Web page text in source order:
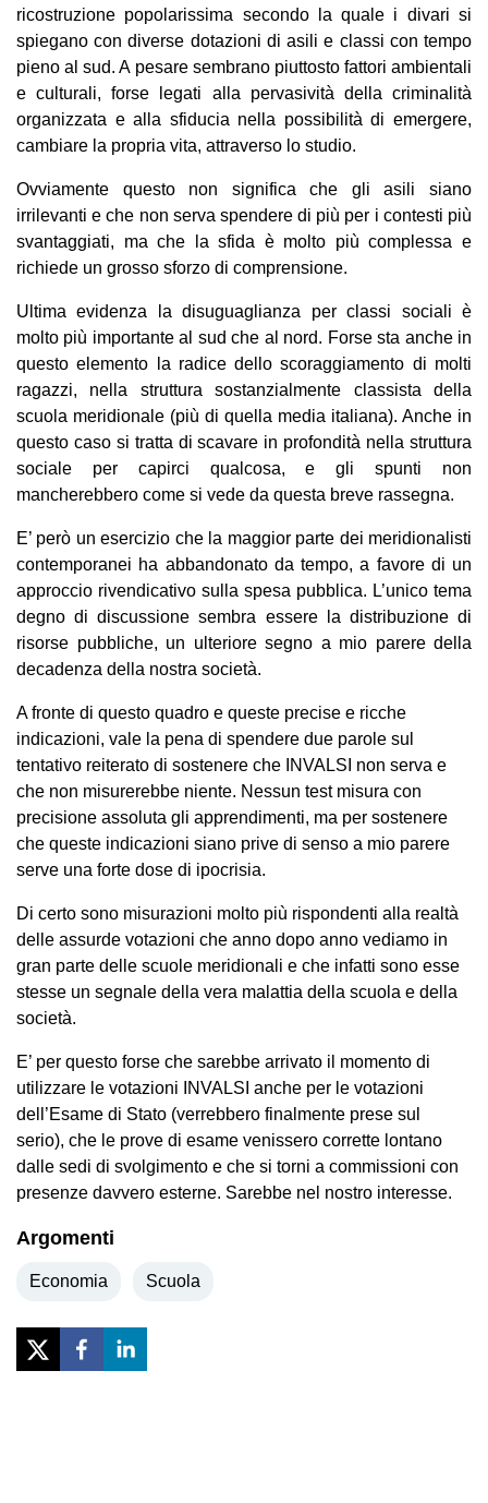
ricostruzione popolarissima secondo la quale i divari si
spiegano con diverse dotazioni di asili e classi con tempo
pieno al sud. A pesare sembrano piuttosto fattori ambientali
e culturali, forse legati alla pervasività della criminalità
organizzata e alla sfiducia nella possibilità di emergere,
cambiare la propria vita, attraverso lo studio.
Ovviamente questo non significa che gli asili siano
irrilevanti e che non serva spendere di più per i contesti più
svantaggiati, ma che la sfida è molto più complessa e
richiede un grosso sforzo di comprensione.
Ultima evidenza la disuguaglianza per classi sociali è
molto più importante al sud che al nord. Forse sta anche in
questo elemento la radice dello scoraggiamento di molti
ragazzi, nella struttura sostanzialmente classista della
scuola meridionale (più di quella media italiana). Anche in
questo caso si tratta di scavare in profondità nella struttura
sociale per capirci qualcosa, e gli spunti non
mancherebbero come si vede da questa breve rassegna.
E’ però un esercizio che la maggior parte dei meridionalisti
contemporanei ha abbandonato da tempo, a favore di un
approccio rivendicativo sulla spesa pubblica. L’unico tema
degno di discussione sembra essere la distribuzione di
risorse pubbliche, un ulteriore segno a mio parere della
decadenza della nostra società.
A fronte di questo quadro e queste precise e ricche
indicazioni, vale la pena di spendere due parole sul
tentativo reiterato di sostenere che INVALSI non serva e
che non misurerebbe niente. Nessun test misura con
precisione assoluta gli apprendimenti, ma per sostenere
che queste indicazioni siano prive di senso a mio parere
serve una forte dose di ipocrisia.
Di certo sono misurazioni molto più rispondenti alla realtà
delle assurde votazioni che anno dopo anno vediamo in
gran parte delle scuole meridionali e che infatti sono esse
stesse un segnale della vera malattia della scuola e della
società.
E’ per questo forse che sarebbe arrivato il momento di
utilizzare le votazioni INVALSI anche per le votazioni
dell’Esame di Stato (verrebbero finalmente prese sul
serio), che le prove di esame venissero corrette lontano
dalle sedi di svolgimento e che si torni a commissioni con
presenze davvero esterne. Sarebbe nel nostro interesse.
Argomenti
Economia Scuola